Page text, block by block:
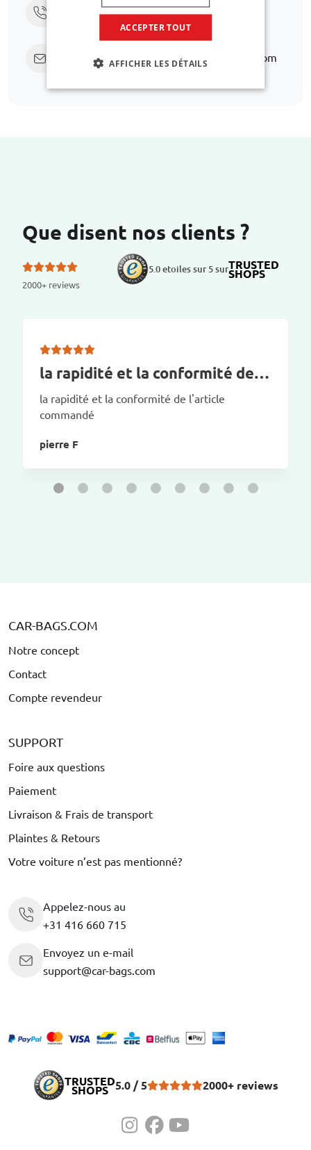
Appelez-nous au+31 416 660 715
Envoyez un e-mailsupport@car-bags.com
Que disent nos clients ?
2000+ reviews
5.0 etoiles sur 5 surTRUSTED
SHOPS
la rapidité et la conformité de…
la rapidité et la conformité de l'article
commandé
pierre F
CAR-BAGS.COM
Notre concept
Contact
Compte revendeur
SUPPORT
Foire aux questions
Paiement
Livraison & Frais de transport
Plaintes & Retours
Votre voiture n’est pas mentionné?
Appelez-nous au
+31 416 660 715
Envoyez un e-mail
support@car-bags.com
TRUSTED
SHOPS 5.0 / 5 2000+ reviews
ACCEPTER TOUT
AFFICHER LES DÉTAILS